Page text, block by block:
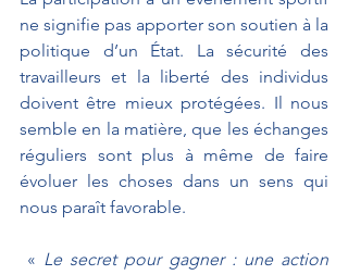
ne signifie pas apporter son soutien à la
politique d’un État. La sécurité des
travailleurs et la liberté des individus
doivent être mieux protégées. Il nous
semble en la matière, que les échanges
réguliers sont plus à même de faire
évoluer les choses dans un sens qui
nous paraît favorable.
« Le secret pour gagner : une action